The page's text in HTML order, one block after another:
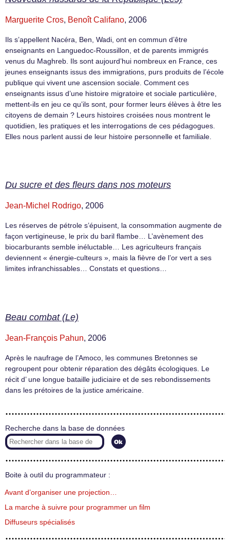
Marguerite Cros, Benoît Califano, 2006
Ils s’appellent Nacéra, Ben, Wadi, ont en commun d’être
enseignants en Languedoc-Roussillon, et de parents immigrés
venus du Maghreb. Ils sont aujourd’hui nombreux en France, ces
jeunes enseignants issus des immigrations, purs produits de l’école
publique qui vivent une ascension sociale. Comment ces
enseignants issus d’une histoire migratoire et sociale particulière,
mettent-ils en jeu ce qu’ils sont, pour former leurs élèves à être les
citoyens de demain ? Leurs histoires croisées nous montrent le
quotidien, les pratiques et les interrogations de ces pédagogues.
Elles nous parlent aussi de leur histoire personnelle et familiale.
Du sucre et des fleurs dans nos moteurs
Jean-Michel Rodrigo, 2006
Les réserves de pétrole s’épuisent, la consommation augmente de
façon vertigineuse, le prix du baril flambe… L’avènement des
biocarburants semble inéluctable… Les agriculteurs français
deviennent « énergie-culteurs », mais la fièvre de l’or vert a ses
limites infranchissables… Constats et questions…
Beau combat (Le)
Jean-François Pahun, 2006
Après le naufrage de l’Amoco, les communes Bretonnes se
regroupent pour obtenir réparation des dégâts écologiques. Le
récit d’ une longue bataille judiciaire et de ses rebondissements
dans les prétoires de la justice américaine.
Recherche dans la base de données
Boite à outil du programmateur :
Avant d’organiser une projection…
La marche à suivre pour programmer un film
Diffuseurs spécialisés